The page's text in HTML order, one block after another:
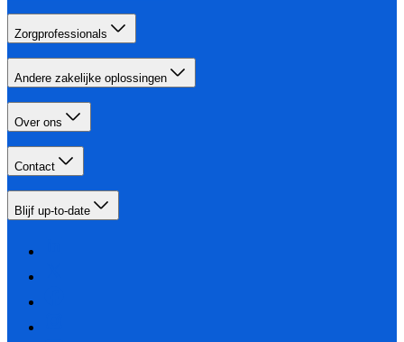
Zorgprofessionals
Andere zakelijke oplossingen
Over ons
Contact
Blijf up-to-date